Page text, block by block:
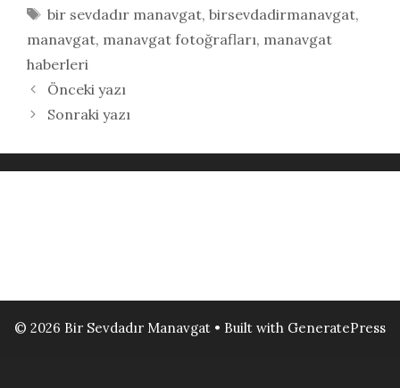
Etiketler
bir sevdadır manavgat, birsevdadirmanavgat,
manavgat, manavgat fotoğrafları, manavgat
haberleri
Önceki yazı
Sonraki yazı
© 2026 Bir Sevdadır Manavgat • Built with GeneratePress